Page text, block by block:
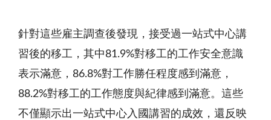
針對這些雇主調查後發現，接受過一站式中心講
習後的移工，其中81.9%對移工的工作安全意識
表示滿意，86.8%對工作勝任程度感到滿意，
88.2%對移工的工作態度與紀律感到滿意。這些
不僅顯示出一站式中心入國講習的成效，還反映